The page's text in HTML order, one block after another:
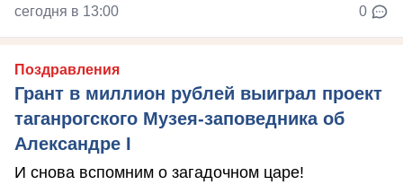
сегодня в 13:00 0
Поздравления
Грант в миллион рублей выиграл проект
таганрогского Музея-заповедника об
Александре I
И снова вспомним о загадочном царе!